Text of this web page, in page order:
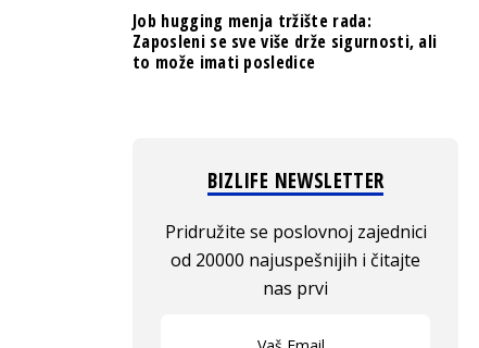
Job hugging menja tržište rada:
Zaposleni se sve više drže sigurnosti, ali
to može imati posledice
BIZLIFE NEWSLETTER
Pridružite se poslovnoj zajednici
od 20000 najuspešnijih i čitajte
nas prvi